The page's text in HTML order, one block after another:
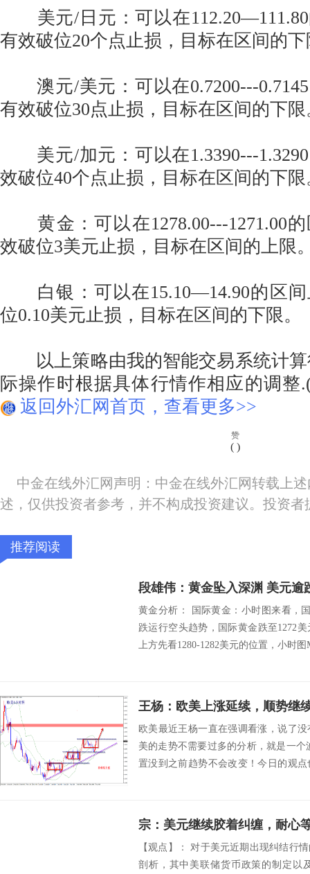
美元/日元：可以在112.20—111.80
有效破位20个点止损，目标在区间的
澳元/美元：可以在0.7200---
有效破位30点止损，目标在区间的下限
美元/加元：可以在1.3390---
效破位40个点止损，目标在区间的下限
黄金：可以在1278.00---1271.00
效破位3美元止损，目标在区间的上限
白银：可以在15.10—14.90的区间
位0.10美元止损，目标在区间的下限。
以上策略由我的智能交易系统计算
际操作时根据具体行情作相应的调整
返回外汇网首页，查看更多>>
赞
( )
中金在线外汇网声明：中金在线外汇网转载上
述，仅供投资者参考，并不构成投资建议。投资
推荐阅读
段雄伟：黄金坠入深渊 美元逾
黄金分析： 国际黄金：小时图来看，
跌运行空头趋势，国际黄金跌至1272
上方先看1280-1282美元的位置，小时
王杨：欧美上涨延续，顺势继
欧美最近王杨一直在强调看涨，说了
美的走势不需要过多的分析，就是一个
置没到之前趋势不会改变！今日的观
宗：美元继续胶着纠缠，耐心
【观点】： 对于美元近期出现纠结行
剖析，其中美联储货币政策的制定以